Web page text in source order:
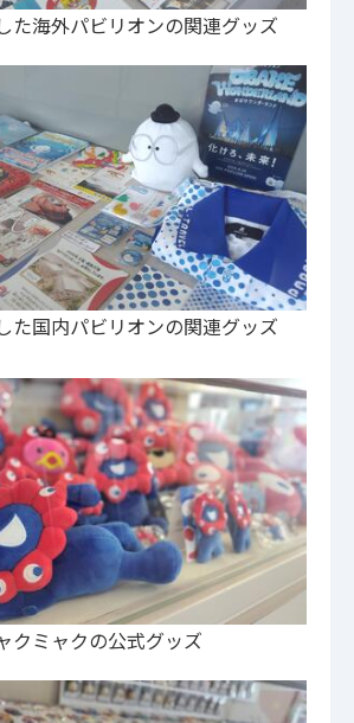
た海外パビリオンの関連グッズ
た国内パビリオンの関連グッズ
クミャクの公式グッズ